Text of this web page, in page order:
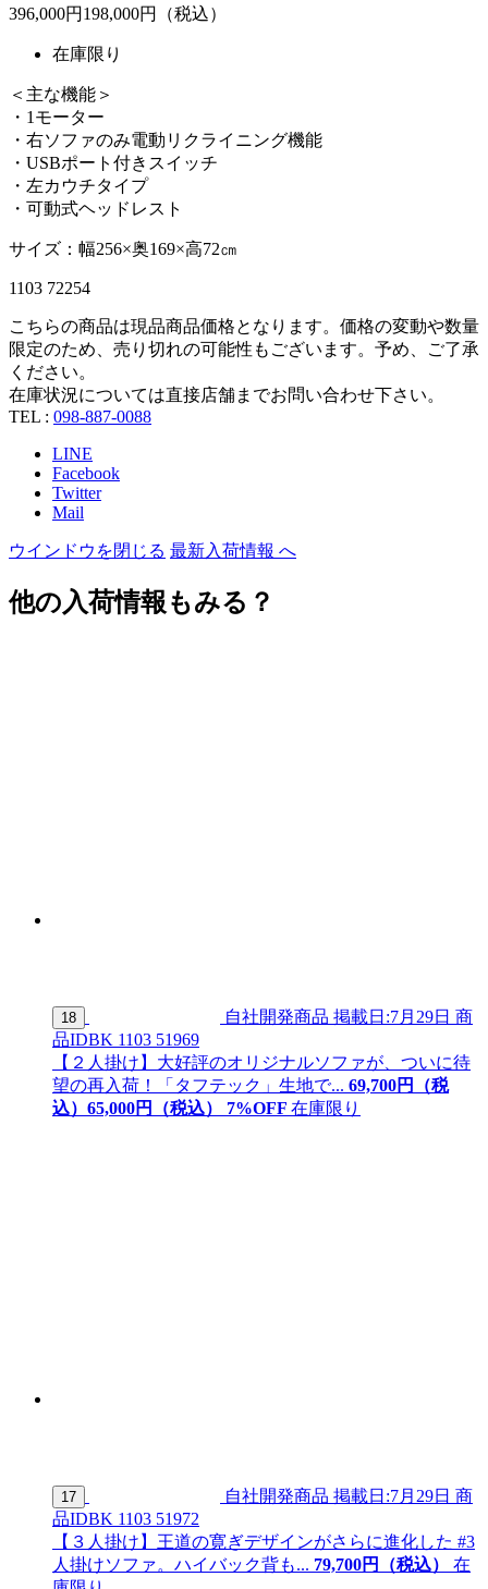
396,000円 198,000円（税込）
在庫限り
＜主な機能＞
・1モーター
・右ソファのみ電動リクライニング機能
・USBポート付きスイッチ
・左カウチタイプ
・可動式ヘッドレスト
サイズ：幅256×奥169×高72㎝
1103 72254
こちらの商品は現品商品価格となります。価格の変動や数量
限定のため、売り切れの可能性もございます。予め、ご了承
ください。
在庫状況については直接店舗までお問い合わせ下さい。
TEL : 098-887-0088
LINE
Facebook
Twitter
Mail
ウインドウを閉じる 最新入荷情報 へ
他の入荷情報もみる？
18 自社開発商品 掲載日:7月29日 商
品IDBK 1103 51969
【２人掛け】大好評のオリジナルソファが、ついに待
望の再入荷！「タフテック」生地で... 69,700円（税
込） 65,000円（税込） 7%OFF 在庫限り
17 自社開発商品 掲載日:7月29日 商
品IDBK 1103 51972
【３人掛け】王道の寛ぎデザインがさらに進化した #3
人掛けソファ。ハイバック背も... 79,700円（税込）
在